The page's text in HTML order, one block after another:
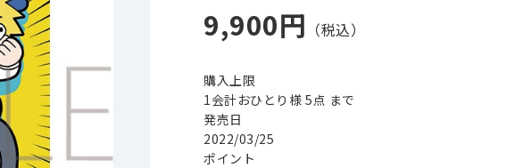
9,900円
購入上限
1会計おひとり様 5点 まで
発売日
2022/03/25
ポイント